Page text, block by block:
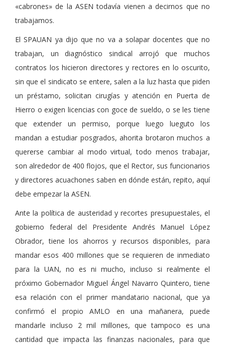
«cabrones» de la ASEN todavía vienen a decirnos que no
trabajamos.
El SPAUAN ya dijo que no va a solapar docentes que no
trabajan, un diagnóstico sindical arrojó que muchos
contratos los hicieron directores y rectores en lo oscurito,
sin que el sindicato se entere, salen a la luz hasta que piden
un préstamo, solicitan cirugías y atención en Puerta de
Hierro o exigen licencias con goce de sueldo, o se les tiene
que extender un permiso, porque luego lueguto los
mandan a estudiar posgrados, ahorita brotaron muchos a
quererse cambiar al modo virtual, todo menos trabajar,
son alrededor de 400 flojos, que el Rector, sus funcionarios
y directores acuachones saben en dónde están, repito, aquí
debe empezar la ASEN.
Ante la política de austeridad y recortes presupuestales, el
gobierno federal del Presidente Andrés Manuel López
Obrador, tiene los ahorros y recursos disponibles, para
mandar esos 400 millones que se requieren de inmediato
para la UAN, no es ni mucho, incluso si realmente el
próximo Gobernador Miguel Ángel Navarro Quintero, tiene
esa relación con el primer mandatario nacional, que ya
confirmó el propio AMLO en una mañanera, puede
mandarle incluso 2 mil millones, que tampoco es una
cantidad que impacta las finanzas nacionales, para que